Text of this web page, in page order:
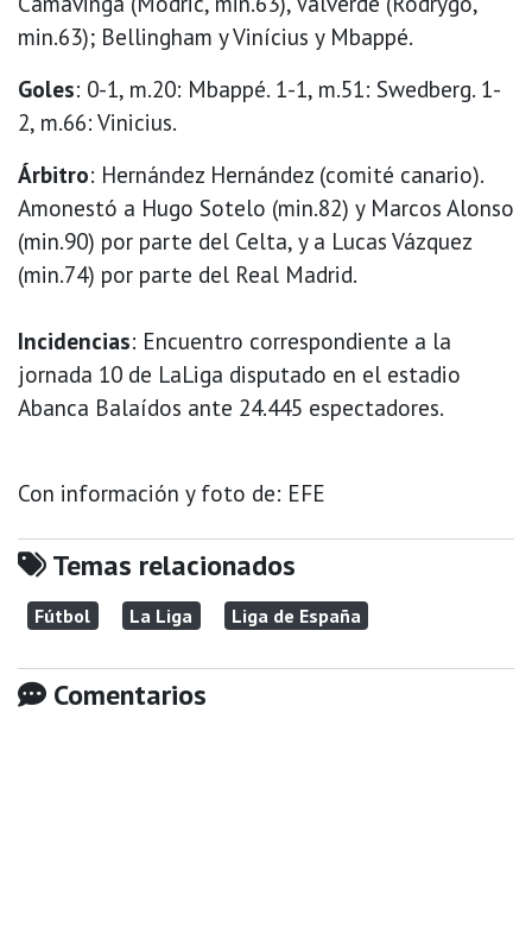
min.63); Bellingham y Vinícius y Mbappé.
Goles: 0-1, m.20: Mbappé. 1-1, m.51: Swedberg. 1-
2, m.66: Vinicius.
Árbitro: Hernández Hernández (comité canario).
Amonestó a Hugo Sotelo (min.82) y Marcos Alonso
(min.90) por parte del Celta, y a Lucas Vázquez
(min.74) por parte del Real Madrid.
Incidencias: Encuentro correspondiente a la
jornada 10 de LaLiga disputado en el estadio
Abanca Balaídos ante 24.445 espectadores.
Con información y foto de: EFE
Temas relacionados
Fútbol La Liga Liga de España
Comentarios